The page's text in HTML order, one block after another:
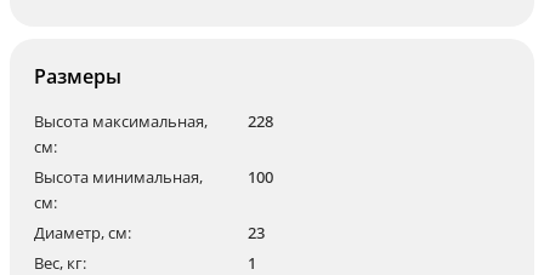
Размеры
Высота максимальная,
см:
228
Высота минимальная,
см:
100
Диаметр, см:
23
Вес, кг:
1